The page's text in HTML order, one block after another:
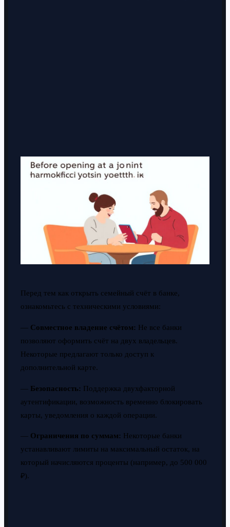
Перед тем как открыть семейный счёт в банке,
ознакомьтесь с техническими условиями:
— Совместное владение счётом: Не все банки
позволяют оформить счёт на двух владельцев.
Некоторые предлагают только доступ к
дополнительной карте.
— Безопасность: Поддержка двухфакторной
аутентификации, возможность временно блокировать
карты, уведомления о каждой операции.
— Ограничения по суммам: Некоторые банки
устанавливают лимиты на максимальный остаток, на
который начисляются проценты (например, до 500 000
₽).